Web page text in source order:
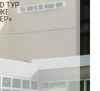
ТУР